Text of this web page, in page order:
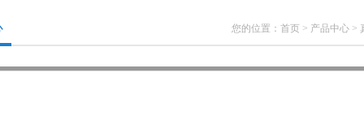
您的位置： 首页 > 产品中心 >